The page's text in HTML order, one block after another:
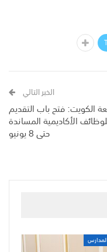
الخبر التالي
الكويت: فتح باب التقديم
الأكاديمية المساندة
حتى 8 يونيو